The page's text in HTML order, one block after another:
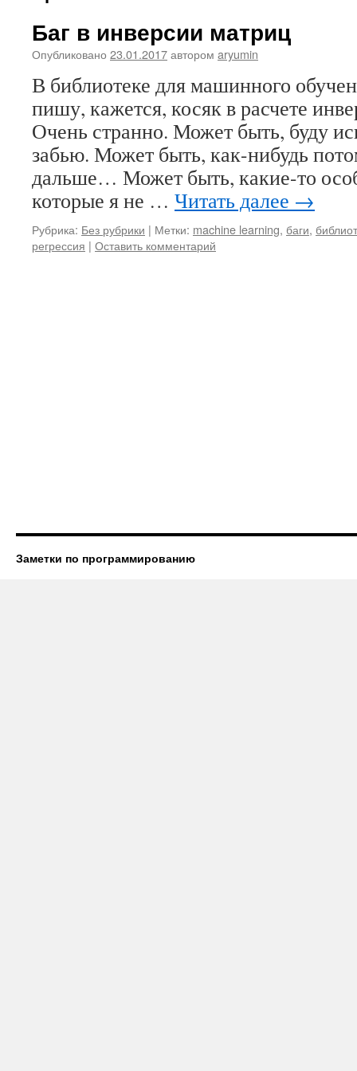
Баг в инверсии матриц
Опубликовано 23.01.2017автором aryumin
В библиотеке для машинного
пишу, кажется, косяк в расчете
Очень странно. Может быть, буду
забью. Может быть, как-нибудь
дальше… Может быть, какие-то
которые я не … Читать далее →
Рубрика: Без рубрики | Метки: machine learning, баги,
регрессия | Оставить комментарий
Заметки по программированию